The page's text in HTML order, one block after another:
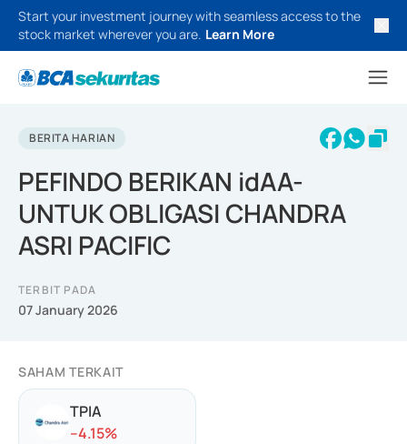
Start your investment journey with seamless access to the
stock market wherever you are. Learn More
BERITA HARIAN
PEFINDO BERIKAN idAA-
UNTUK OBLIGASI CHANDRA
ASRI PACIFIC
TERBIT PADA
07 January 2026
SAHAM TERKAIT
TPIA
--4.15%